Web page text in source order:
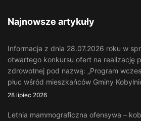
Najnowsze artykuły
Informacja z dnia 28.07.2026 roku w
otwartego konkursu ofert na realizację
zdrowotnej pod nazwą: „Program
płuc wśród mieszkańców Gminy
28 lipiec 2026
Letnia mammograficzna ofensywa –